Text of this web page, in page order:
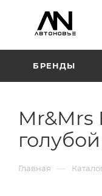
БРЕНДЫ
Mr&Mrs
Главная —